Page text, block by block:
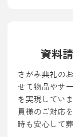
資料
さがみ典礼の
せて物品やサ
を実現してい
員様のご対応
時も安心して